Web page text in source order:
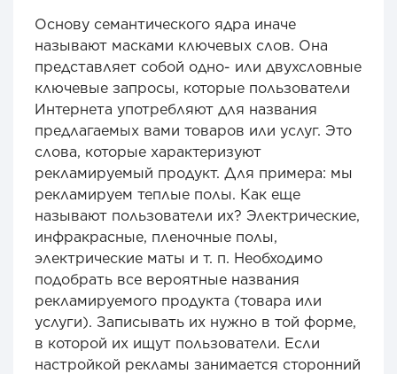
Основу семантического ядра иначе
называют масками ключевых слов. Она
представляет собой одно- или двухсловные
ключевые запросы, которые пользователи
Интернета употребляют для названия
предлагаемых вами товаров или услуг. Это
слова, которые характеризуют
рекламируемый продукт. Для примера: мы
рекламируем теплые полы. Как еще
называют пользователи их? Электрические,
инфракрасные, пленочные полы,
электрические маты и т. п. Необходимо
подобрать все вероятные названия
рекламируемого продукта (товара или
услуги). Записывать их нужно в той форме,
в которой их ищут пользователи. Если
настройкой рекламы занимается сторонний